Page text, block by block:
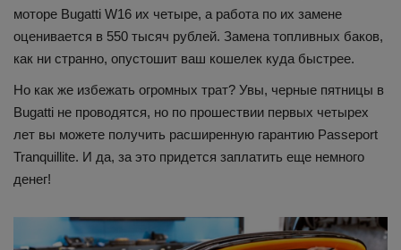
моторе Bugatti W16 их четыре, а работа по их замене
оценивается в 550 тысяч рублей. Замена топливных баков,
как ни странно, опустошит ваш кошелек куда быстрее.
Но как же избежать огромных трат? Увы, черные пятницы в
Bugatti не проводятся, но по прошествии первых четырех
лет вы можете получить расширенную гарантию Passeport
Tranquillite. И да, за это придется заплатить еще немного
денег!